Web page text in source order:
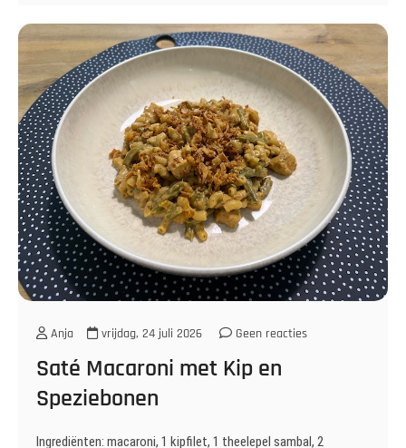
Anja vrijdag, 24 juli 2026 Geen reacties
Saté Macaroni met Kip en
Speziebonen
Ingrediënten: macaroni, 1 kipfilet, 1 theelepel sambal, 2